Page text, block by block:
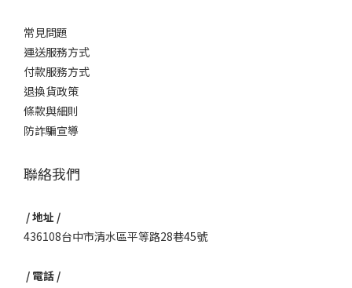
常見問題
運送服務方式
付款服務方式
退換貨政策
條款與細則
防詐騙宣導
聯絡我們
/ 地址 /
436108台中市清水區平等路28巷45號
/ 電話 /